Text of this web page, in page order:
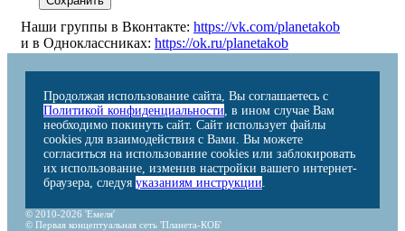
Наши группы в Вконтакте: https://vk.com/planetakob
и в Одноклассниках: https://ok.ru/planetakob
Продолжая использование сайта, Вы соглашаетесь с
Политикой конфиденциальности, в ином случае Вам
необходимо покинуть сайт. Сайт использует файлы
cookies для взаимодействия с Вами. Вы можете
согласиться на использование cookies или заблокировать
их использование, изменив настройки вашего интернет-
браузера, следуя указаниям инструкции.
© 2010-2026 'Емеля'
© Первая концептуальная сеть 'Планета-КОБ'